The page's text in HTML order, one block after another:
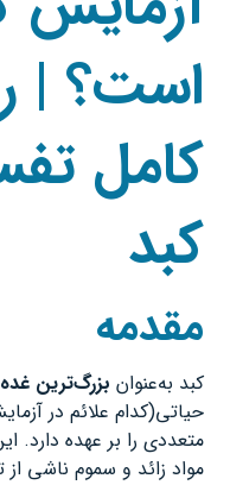
است؟ |
کامل
کبد
مقدمه
کبد به‌عنوان بزرگ‌ترین
حیاتی(کدام علائم در
متعددی را بر عهده دارد.
مواد زائد و سموم ناشی از